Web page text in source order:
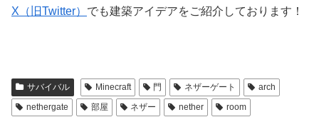
X（旧Twitter） でも建築アイデアをご紹介しております！
サバイバル Minecraft 門 ネザーゲート
arch
nethergate
部屋 ネザー nether room